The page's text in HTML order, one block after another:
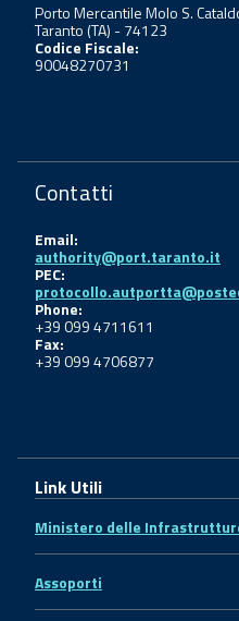
Porto Mercantile Molo S.
Taranto (TA) - 74123
Codice Fiscale:
90048270731
Contatti
Email:
authority@port.taranto.it
PEC:
Phone:
+39 099 4711611
Fax:
+39 099 4706877
Link Utili
Ministero delle
Assoporti